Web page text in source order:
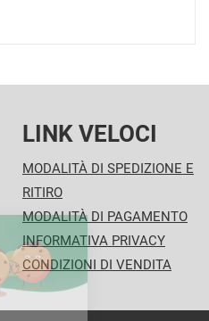
LINK VELOCI
MODALITÀ DI SPEDIZIONE E
RITIRO
MODALITÀ DI PAGAMENTO
INFORMATIVA PRIVACY
CONDIZIONI DI VENDITA